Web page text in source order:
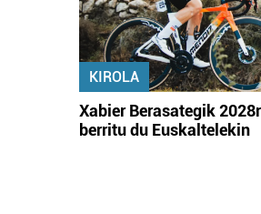
KIROLA
Xabier Berasategik
berritu du Euskaltelekin